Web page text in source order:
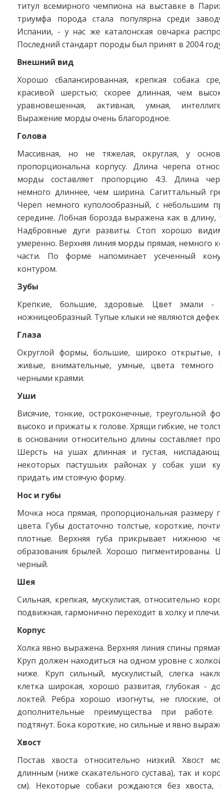
титул всемирного чемпиона на выставке в
триумфа порода стала популярна среди
Испании, - у нас же каталонская овчарка
Последний стандарт породы был принят в 2004
Внешний вид
Хорошо сбалансированная, крепкая собака
красивой шерстью; скорее длинная, чем
уравновешенная, активная, умная,
Выражение морды очень благородное.
Голова
Массивная, но не тяжелая, округлая, у
пропорциональна корпусу. Длина черепа
морды составляет пропорцию 4:3. Длина
немного длиннее, чем ширина. Сагиттальный
Череп немного куполообразный, с небольшим
середине. Лобная борозда выражена как в
Надбровные дуги развиты. Стоп хорошо
умеренно. Верхняя линия морды прямая, немного
части. По форме напоминает усеченный
контуром.
Зубы
Крепкие, большие, здоровые. Цвет эмали -
ножницеобразный. Тупые клыки не являются
Глаза
Округлой формы, большие, широко открытые,
живые, внимательные, умные, цвета темного
черными краями.
Уши
Висячие, тонкие, остроконечные, треугольной
высоко и прижаты к голове. Хрящи гибкие, не
в основании относительно длины составляет
Шерсть на ушах длинная и густая,
некоторых пастушьих районах у собак уши
придать им стоячую форму.
Нос и губы
Мочка носа прямая, пропорциональная размеру
цвета. Губы достаточно толстые, короткие,
плотные. Верхняя губа прикрывает нижнюю
образования брылей. Хорошо пигментированы.
черный.
Шея
Сильная, крепкая, мускулистая, относительно
подвижная, гармонично переходит в холку и плечи.
Корпус
Холка явно выражена. Верхняя линия спины
Круп должен находиться на одном уровне с
ниже. Круп сильный, мускулистый, слегка
клетка широкая, хорошо развитая, глубокая -
локтей. Ребра хорошо изогнуты, не плоские,
дополнительные преимущества при
подтянут. Бока короткие, но сильные и явно
Хвост
Постав хвоста относительно низкий. Хвост
длинным (ниже скакательного сустава), так и
см). Некоторые собаки рождаются без хвоста,